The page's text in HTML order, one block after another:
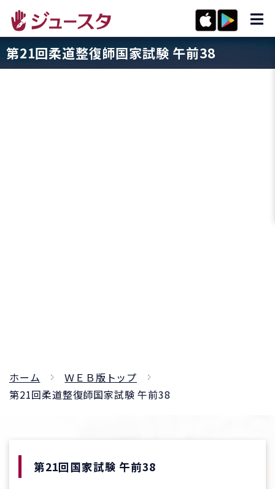
第21回柔道整復師国家試験 午前38
ホーム
ＷＥＢ版トップ
第21回柔道整復師国家試験 午前38
第21回国家試験 午前38